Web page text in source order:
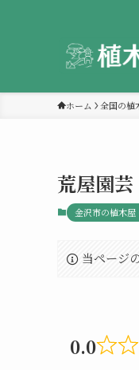
ホーム 全国の植
荒屋園芸
金沢市の植木屋
当ページ
0.0